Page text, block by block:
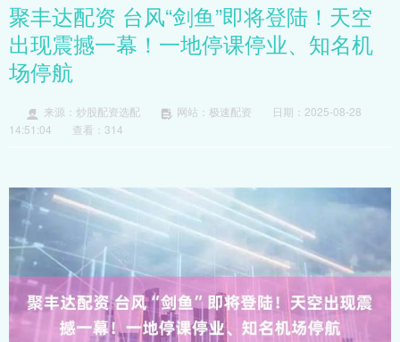
聚丰达配资 台风“剑鱼”即将登陆！天空
出现震撼一幕！一地停课停业、知名机
场停航
来源：炒股配资选配 网站：极速配资
日期：2025-08-28
14:51:04
查看：314